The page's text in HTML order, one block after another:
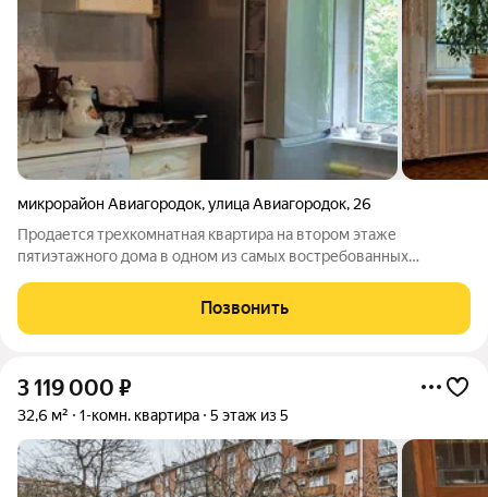
микрорайон Авиагородок,улица Авиагородок, 26
Продается трехкомнатная квартира на втором этаже
пятиэтажного дома в одном из самых востребованных
планировка, санузел раздельный, балконы застеклены. В
шаговой доступности вся инфраструктура.
Позвонить
3 119 000 ₽
32,6 м² 1-комн. квартира 5 этаж из 5